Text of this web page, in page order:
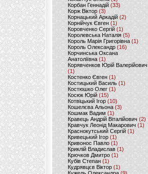
Корбан Геннадій (33)
Корж Віктор (3)
Корнацький Аркадій (2)
Корнійчук Євген (1)
Коровченко Сергій (1)
Королевська Наталія(5)
Король Марія Григорівна (1)
Король Олександр (16)
Корчинська Оксана
Анатоліївна (1)
Корявченков Юрій Валерійович
(1)
Костенко Євген (1)
Костицький Василь (1)
Костюшко Олег (1)
Косюк Юрій (15)
Котвіцький Ігор (10)
Кошелєва Альона(3)
Кошмак Вадим (1)
Кравець Андрій Віталійович (2)
Кравчук Леонід Макарович (1)
Краснокутський Сергій (1)
Кривецький Ігор (1)
Кривонос Павло (1)
Криклій Владислав (1)
Крючков Дмитро(1)
Кубів Степан(1)
Кудрявцєв Віктор (1)